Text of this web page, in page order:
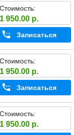
Стоимость:
1 950.00 р.
Записаться
Стоимость:
1 950.00 р.
Записаться
Стоимость:
1 950.00 р.